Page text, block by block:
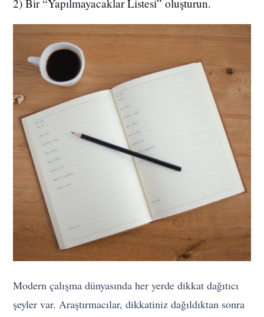
2) Bir “Yapılmayacaklar Listesi” oluşturun.
Modern çalışma dünyasında her yerde dikkat dağıtıcı
şeyler var. Araştırmacılar, dikkatiniz dağıldıktan sonra